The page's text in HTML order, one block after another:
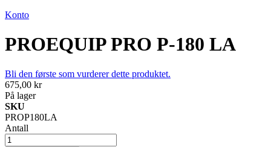
Konto
PROEQUIP PRO P-180 LA
Bli den første som vurderer dette produktet.
675,00 kr
På lager
SKU
PROP180LA
Antall